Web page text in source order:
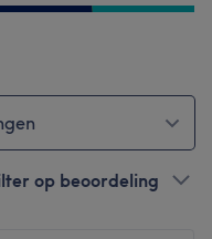
op beoordeling